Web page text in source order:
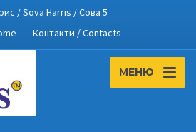
/ Sova Harris / Сова 5
Контакти / Contacts
МЕНЮ